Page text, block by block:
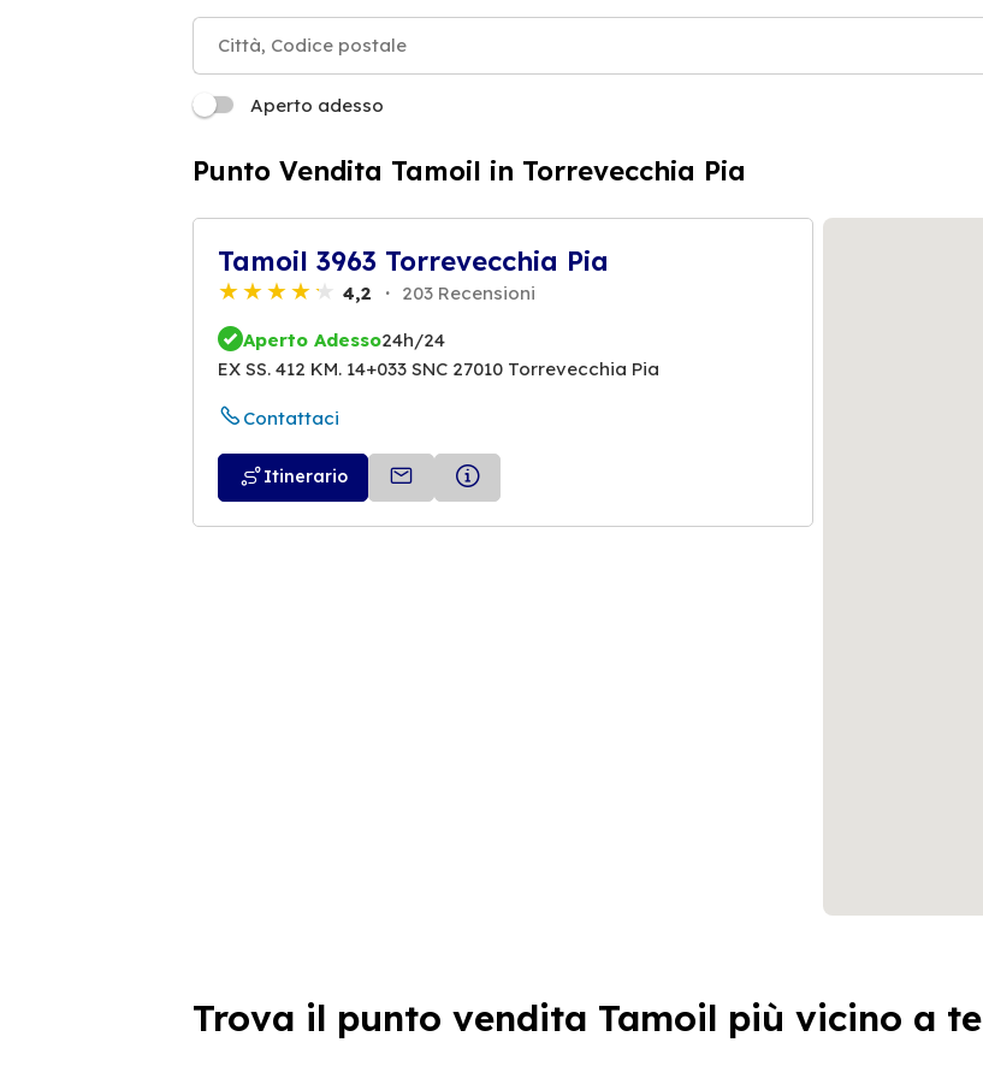
Aperto adesso
Punto Vendita Tamoil in Torrevecchia Pia
Tamoil 3963 Torrevecchia Pia
4,2 203 Recensioni
Aperto Adesso24h/24
EX SS. 412 KM. 14+033 SNC 27010 Torrevecchia Pia
Contattaci
Itinerario
Trova il punto vendita Tamoil più vicino a te